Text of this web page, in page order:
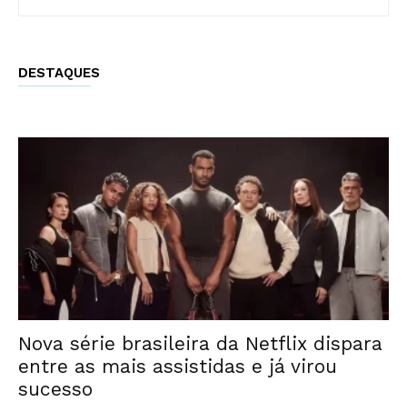
DESTAQUES
Nova série brasileira da Netflix dispara
entre as mais assistidas e já virou
sucesso